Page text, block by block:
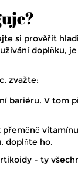
si prověřit
doplňku,
zvažte:
bariéru. V tom
doplňte ho.
- ty